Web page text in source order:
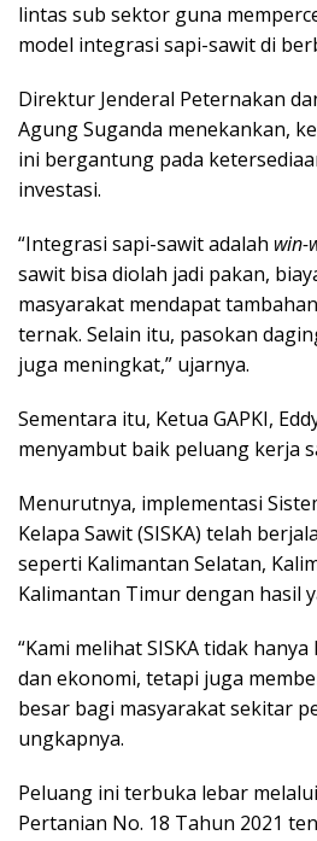
lintas sub sektor guna
model integrasi sapi-sawit di
Direktur Jenderal Peternakan
Agung Suganda menekankan,
ini bergantung pada
investasi.
“Integrasi sapi-sawit adalah win-
sawit bisa diolah jadi pakan,
masyarakat mendapat
ternak. Selain itu, pasokan
juga meningkat,” ujarnya.
Sementara itu, Ketua GAPKI,
menyambut baik peluang kerja
Menurutnya, implementasi
Kelapa Sawit (SISKA) telah
seperti Kalimantan Selatan,
Kalimantan Timur dengan hasil
“Kami melihat SISKA tidak
dan ekonomi, tetapi juga
besar bagi masyarakat sekitar
ungkapnya.
Peluang ini terbuka lebar
Pertanian No. 18 Tahun 2021